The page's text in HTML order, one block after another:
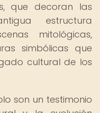
que decoran las
estructura
mitológicas,
simbólicas que
cultural de los
son un testimonio